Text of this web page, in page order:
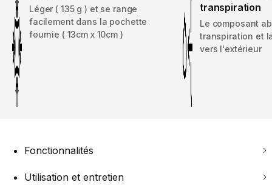
Léger ( 135 g ) et se range
facilement dans la pochette
fournie ( 13cm x 10cm )
transpiration
Le composant
transpiration et
vers l'extérieur
Fonctionnalités
Utilisation et entretien